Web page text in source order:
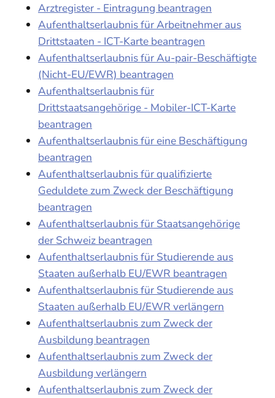
Arztregister - Eintragung beantragen
Aufenthaltserlaubnis für Arbeitnehmer aus
Drittstaaten - ICT-Karte beantragen
Aufenthaltserlaubnis für Au-pair-Beschäftigte
(Nicht-EU/EWR) beantragen
Aufenthaltserlaubnis für
Drittstaatsangehörige - Mobiler-ICT-Karte
beantragen
Aufenthaltserlaubnis für eine Beschäftigung
beantragen
Aufenthaltserlaubnis für qualifizierte
Geduldete zum Zweck der Beschäftigung
beantragen
Aufenthaltserlaubnis für Staatsangehörige
der Schweiz beantragen
Aufenthaltserlaubnis für Studierende aus
Staaten außerhalb EU/EWR beantragen
Aufenthaltserlaubnis für Studierende aus
Staaten außerhalb EU/EWR verlängern
Aufenthaltserlaubnis zum Zweck der
Ausbildung beantragen
Aufenthaltserlaubnis zum Zweck der
Ausbildung verlängern
Aufenthaltserlaubnis zum Zweck der